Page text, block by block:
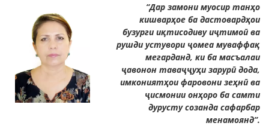
“Дар замони муосир танҳо
кишварҳое ба дастовардҳои
бузурги иқтисодиву иҷтимоӣ ва
рушди устувори ҷомеа муваффақ
мегарданд, ки ба масъалаи
ҷавонон таваҷҷуҳи зарурӣ дода,
имкониятҳои фаровони зеҳнӣ ва
ҷисмонии онҳоро ба самти
дурусту созанда сафарбар
менамоянд”.